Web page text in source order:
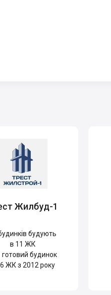
Жилбуд-1
будують
в 11 ЖК
готовий будинок
ЖК з 2012 року